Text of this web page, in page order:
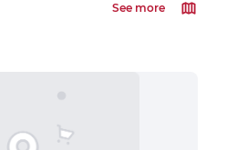
See more